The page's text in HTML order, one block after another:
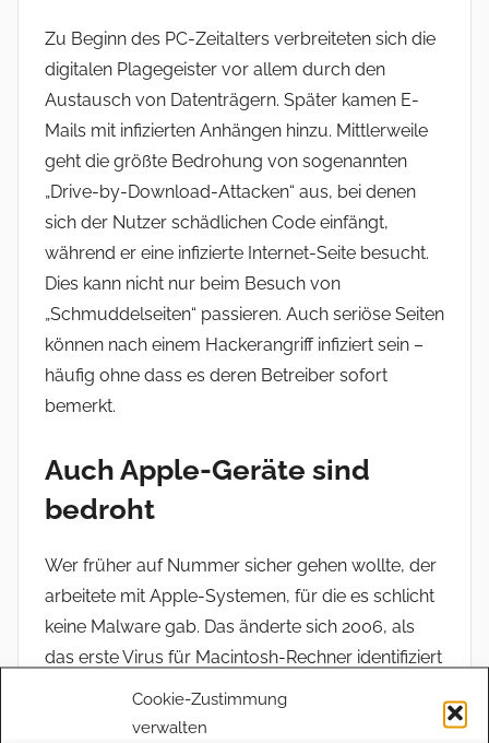
Cookie-Zustimmung
verwalten
Zu Beginn des PC-Zeitalters verbreiteten sich die
digitalen Plagegeister vor allem durch den
Austausch von Datenträgern. Später kamen E-
Mails mit infizierten Anhängen hinzu. Mittlerweile
geht die größte Bedrohung von sogenannten
„Drive-by-Download-Attacken“ aus, bei denen
sich der Nutzer schädlichen Code einfängt,
während er eine infizierte Internet-Seite besucht.
Dies kann nicht nur beim Besuch von
„Schmuddelseiten“ passieren. Auch seriöse Seiten
können nach einem Hackerangriff infiziert sein –
häufig ohne dass es deren Betreiber sofort
bemerkt.
Auch Apple-Geräte sind
bedroht
Wer früher auf Nummer sicher gehen wollte, der
arbeitete mit Apple-Systemen, für die es schlicht
keine Malware gab. Das änderte sich 2006, als
das erste Virus für Macintosh-Rechner identifiziert
wurde. Im April 2010 mussten Apple-
Sicherheitsexperten vor dem ersten